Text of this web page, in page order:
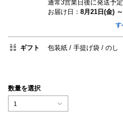
通常3営業日後に発送予定
お届け日： 8月21日(金) ～
す
ギフト 包装紙 手提げ袋 のし
数量を選択
1